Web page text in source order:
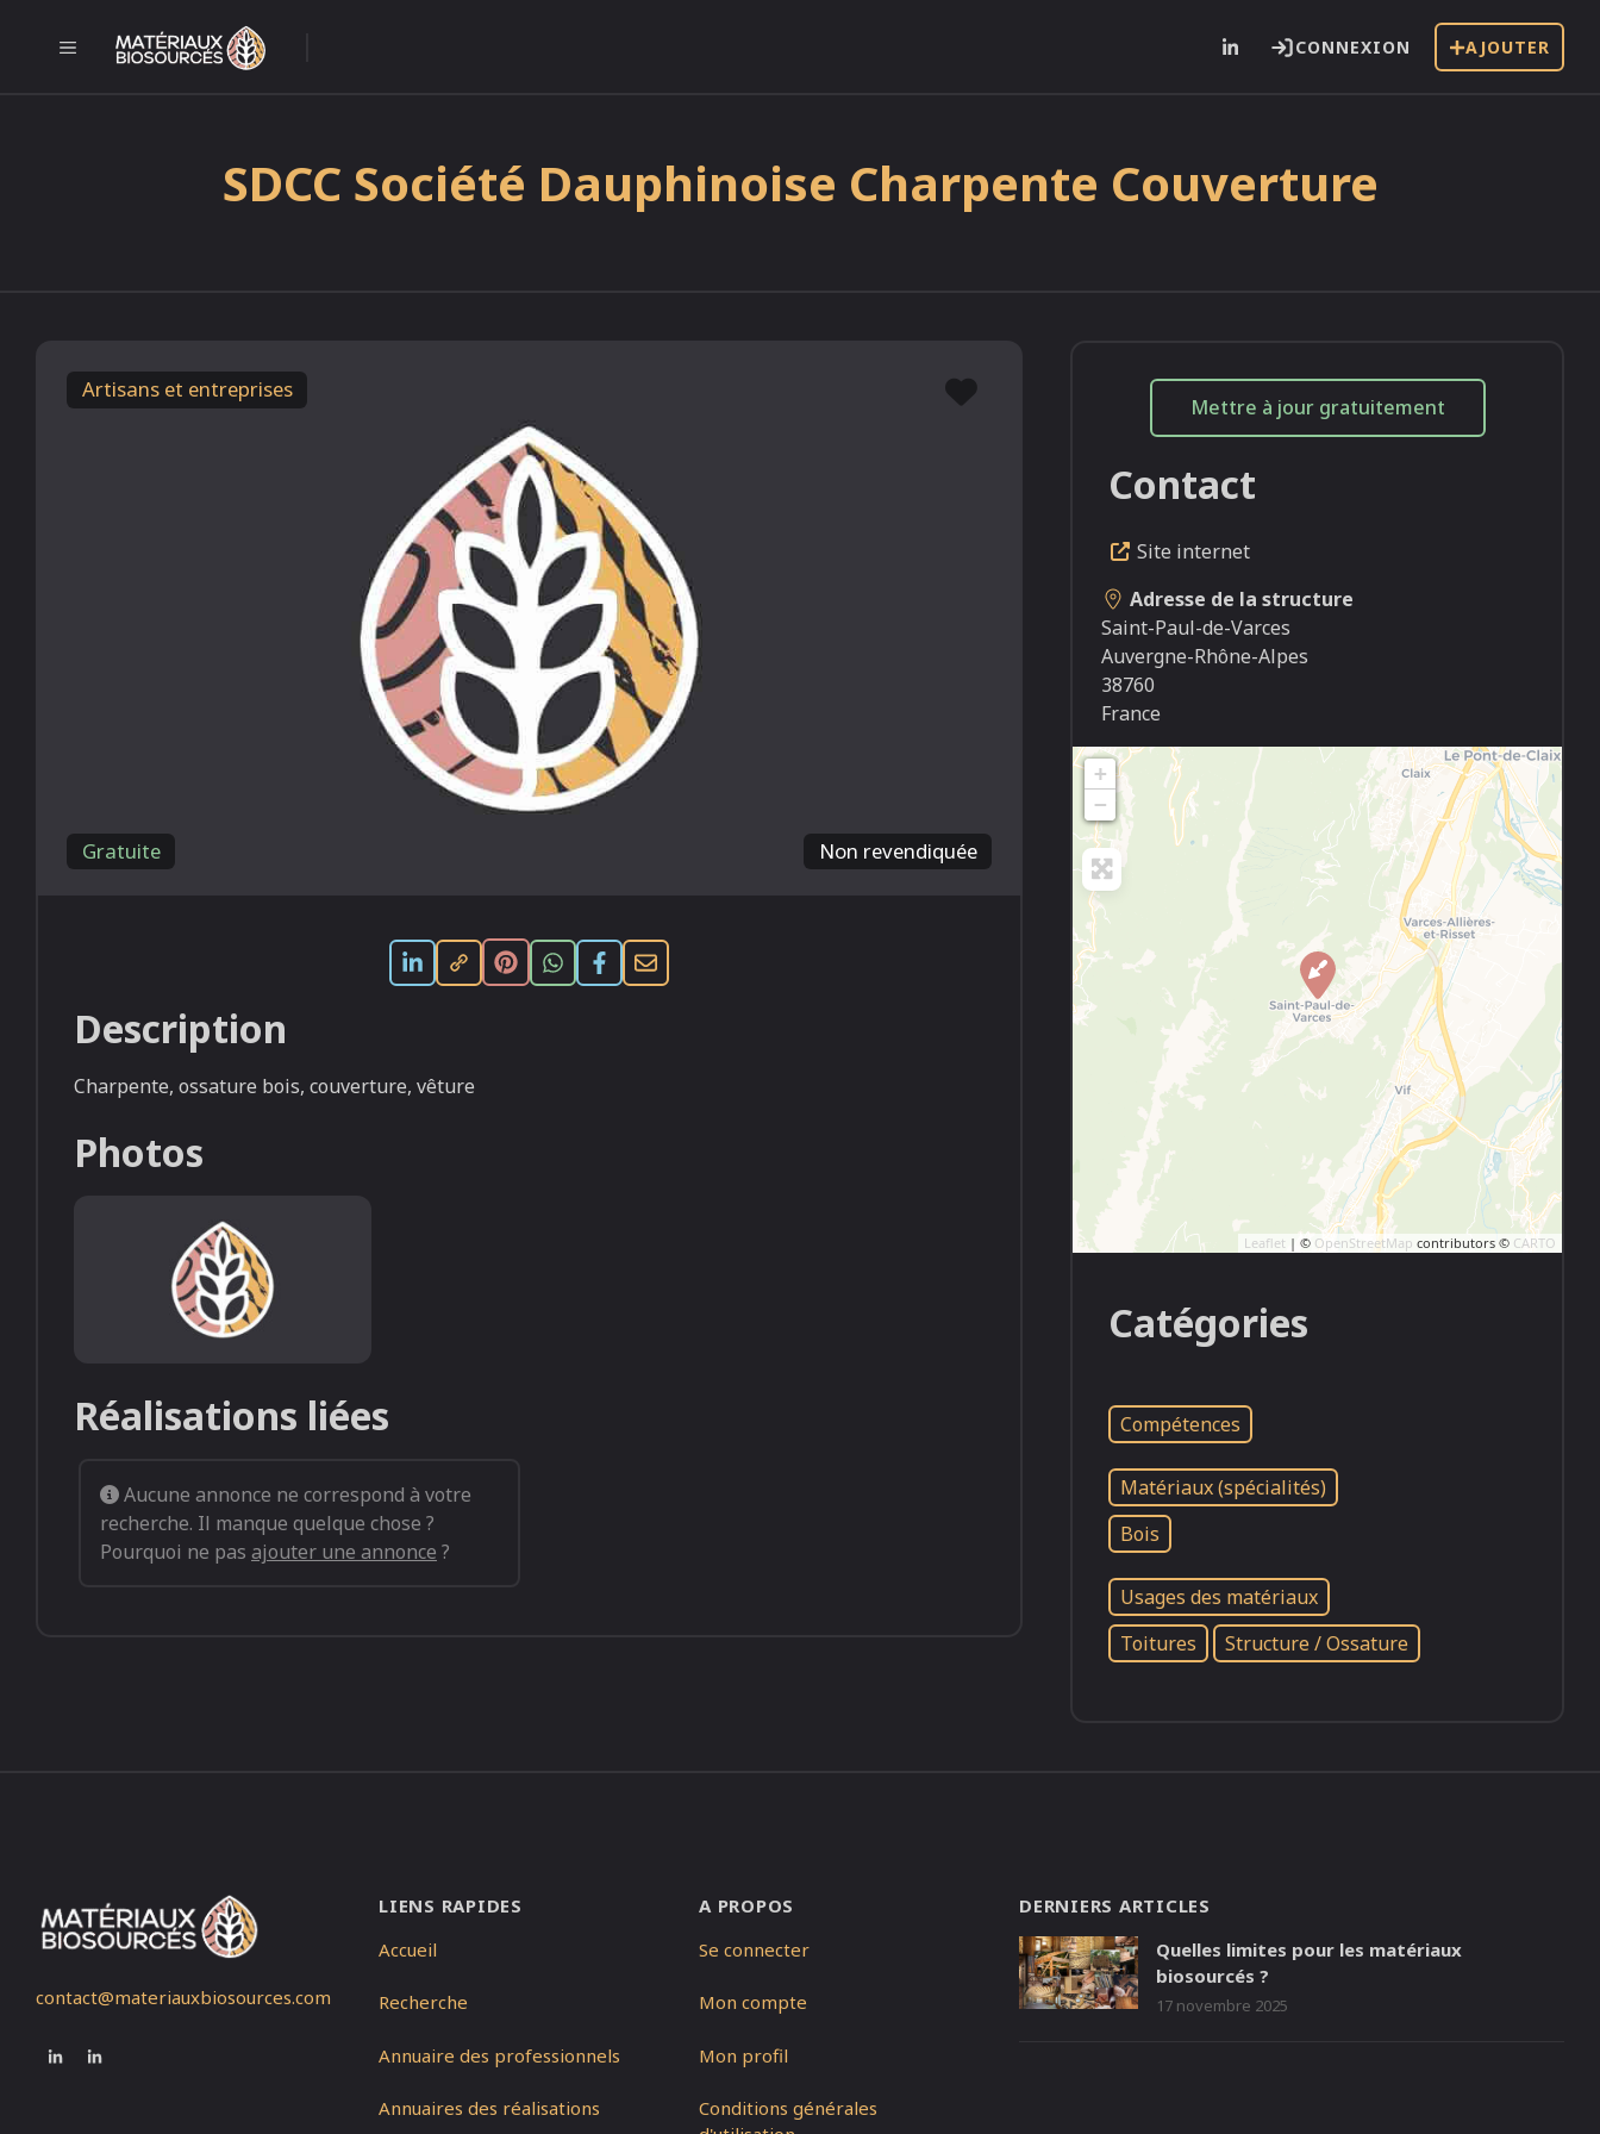
MENU CONNEXION AJOUTER
SDCC Société Dauphinoise Charpente Couverture
Non revendiquée
Gratuite
Favori
Artisans et entreprises
Description
Charpente, ossature bois, couverture, vêture
Photos
Réalisations liées
Aucune annonce ne correspond à votre
recherche. Il manque quelque chose ?
Pourquoi ne pas ajouter une annonce ?
Mettre à jour gratuitement
Contact
Site internet
Adresse de la structure
Saint-Paul-de-Varces
Auvergne-Rhône-Alpes
38760
France
+
−
Leaflet | © OpenStreetMap contributors © CARTO
Catégories
Compétences
Matériaux (spécialités)
Bois
Usages des matériaux
Toitures
Structure / Ossature
contact@materiauxbiosources.com
LIENS RAPIDES
Accueil
Recherche
Annuaire des professionnels
Annuaires des réalisations
A PROPOS
Se connecter
Mon compte
Mon profil
Conditions générales
DERNIERS ARTICLES
Quelles limites pour les matériaux
biosourcés ?
17 novembre 2025